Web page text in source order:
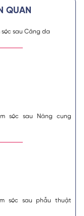
QUAN
sau Căng da
sóc sau Nâng cung
sóc sau phẫu thuật